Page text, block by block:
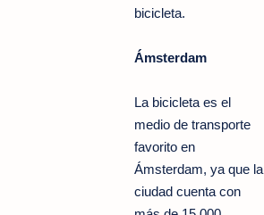
bicicleta.
Ámsterdam
La bicicleta es el
medio de transporte
favorito en
Ámsterdam, ya que la
ciudad cuenta con